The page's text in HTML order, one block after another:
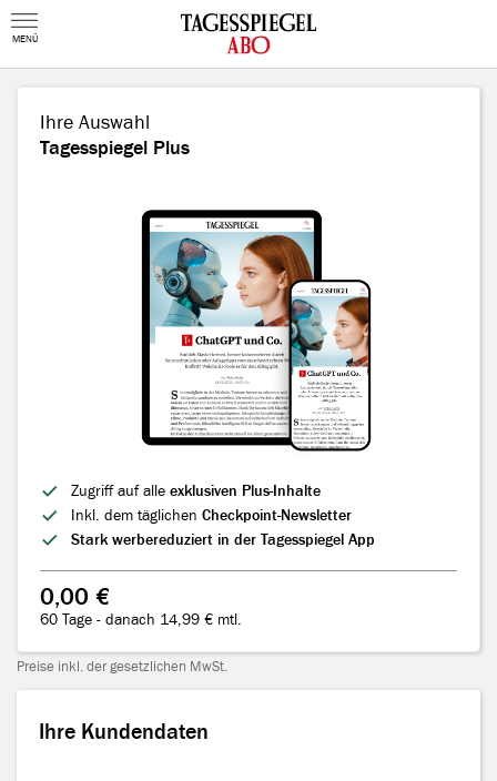
MENÜ
Ihre Auswahl
Tagesspiegel Plus
Zugriff auf alle exklusiven Plus-Inhalte
Inkl. dem täglichen Checkpoint-Newsletter
Stark werbereduziert in der Tagesspiegel App
0,00 €
60 Tage - danach 14,99 € mtl.
Preise inkl. der gesetzlichen MwSt.
Ihre Kundendaten